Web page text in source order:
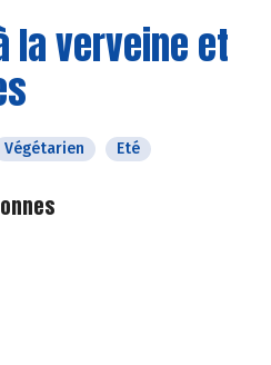
la verveine et
Végétarien Eté